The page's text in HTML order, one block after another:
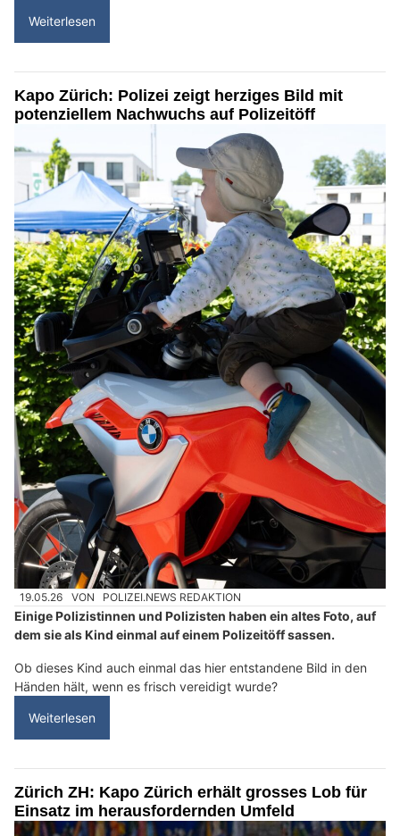
Weiterlesen
Kapo Zürich: Polizei zeigt herziges Bild mit
potenziellem Nachwuchs auf Polizeitöff
19.05.26 VON POLIZEI.NEWS REDAKTION
Einige Polizistinnen und Polizisten haben ein altes Foto, auf
dem sie als Kind einmal auf einem Polizeitöff sassen.
Ob dieses Kind auch einmal das hier entstandene Bild in den
Händen hält, wenn es frisch vereidigt wurde?
Weiterlesen
Zürich ZH: Kapo Zürich erhält grosses Lob für
Einsatz im herausfordernden Umfeld